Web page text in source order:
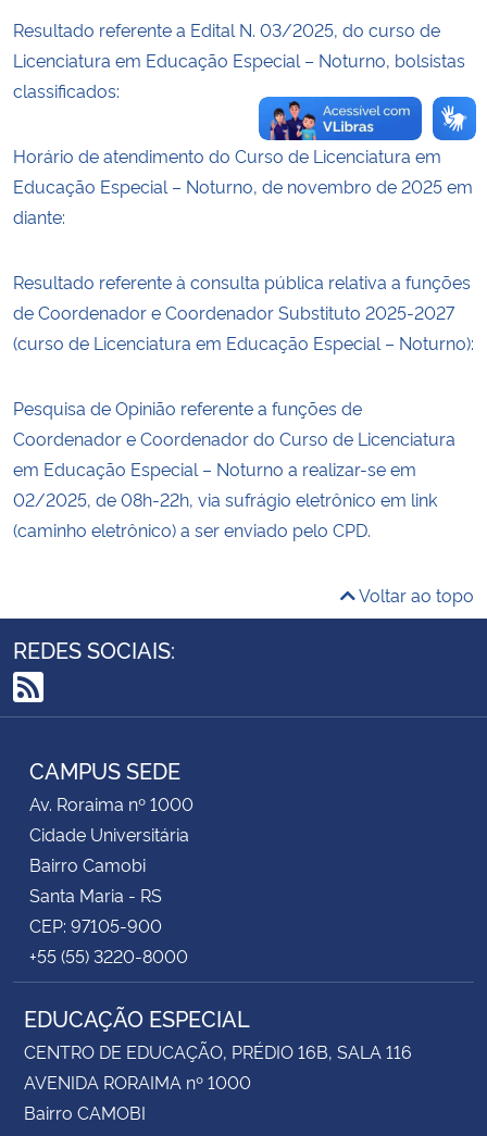
Resultado referente a Edital N. 03/2025, do curso de
Licenciatura em Educação Especial – Noturno, bolsistas
classificados:
Horário de atendimento do Curso de Licenciatura em
Educação Especial – Noturno, de novembro de 2025 em
diante:
Resultado referente à consulta pública relativa a funções
de Coordenador e Coordenador Substituto 2025-2027
(curso de Licenciatura em Educação Especial – Noturno):
Pesquisa de Opinião referente a funções de
Coordenador e Coordenador do Curso de Licenciatura
em Educação Especial – Noturno a realizar-se em
02/2025, de 08h-22h, via sufrágio eletrônico em link
(caminho eletrônico) a ser enviado pelo CPD.
Voltar ao topo
REDES SOCIAIS:
RSS
CAMPUS SEDE
Av. Roraima nº 1000
Cidade Universitária
Bairro Camobi
Santa Maria - RS
CEP: 97105-900
+55 (55) 3220-8000
EDUCAÇÃO ESPECIAL
CENTRO DE EDUCAÇÃO, PRÉDIO 16B, SALA 116
AVENIDA RORAIMA nº 1000
Bairro CAMOBI